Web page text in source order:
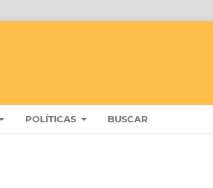
POLÍTICAS BUSCAR